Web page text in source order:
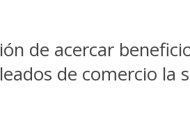
de acercar
de comercio la